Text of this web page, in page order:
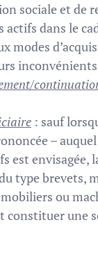
sociale et de
actifs dans le
modes
: sauf
–
est envisagée,
type brevets,
ou
constituer une